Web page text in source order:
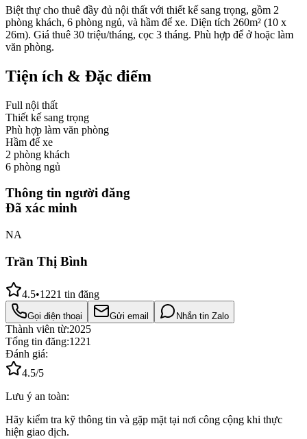
Biệt thự cho thuê đầy đủ nội thất với thiết kế sang trọng, gồm 2
phòng khách, 6 phòng ngủ, và hầm để xe. Diện tích 260m² (10 x
26m). Giá thuê 30 triệu/tháng, cọc 3 tháng. Phù hợp để ở hoặc làm
văn phòng.
Tiện ích & Đặc điểm
Full nội thất
Thiết kế sang trọng
Phù hợp làm văn phòng
Hầm để xe
2 phòng khách
6 phòng ngủ
Thông tin người đăng
Đã xác minh
NA
Trần Thị Bình
4.5•1221 tin đăng
Gọi điện thoại Gửi email Nhắn tin Zalo
Thành viên từ:2025
Tổng tin đăng:1221
Đánh giá:
4.5/5
Lưu ý an toàn:
Hãy kiểm tra kỹ thông tin và gặp mặt tại nơi công cộng khi thực
hiện giao dịch.